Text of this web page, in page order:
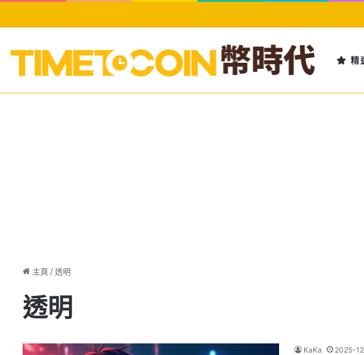
精
主頁 /透明
透明
KaKa 2025-